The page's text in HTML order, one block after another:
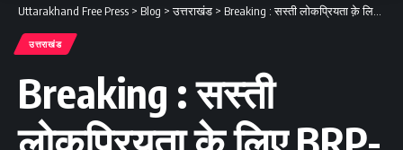
Uttarakhand Free Press > Blog >उत्तराखंड > Breaking : सस्ती लोकप्रियता क़े लिए BRP-CRP कार्मिकों को गुमराह कर रहे कतिपय जनप्रतिनिधि*
उत्तराखंड
Breaking : सस्ती